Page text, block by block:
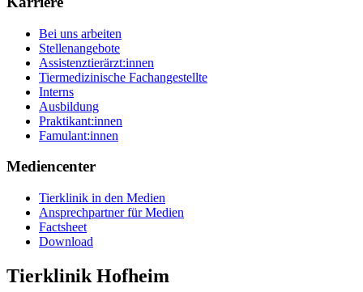
Bei uns arbeiten
Stellenangebote
Assistenztierärzt:innen
Tiermedizinische Fachangestellte
Interns
Ausbildung
Praktikant:innen
Famulant:innen
Mediencenter
Tierklinik in den Medien
Ansprechpartner für Medien
Factsheet
Download
Tierklinik Hofheim